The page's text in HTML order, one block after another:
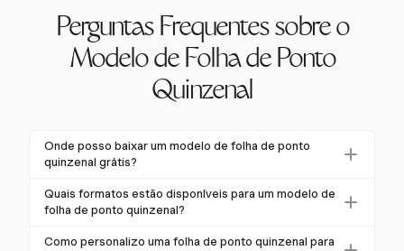
Perguntas Frequentes sobre o
Modelo de Folha de Ponto
Quinzenal
Onde posso baixar um modelo de folha de ponto
quinzenal grátis?
Você pode baixar um modelo de folha de ponto
quinzenal grátis em vários recursos online que
ou Word. Esses modelos são projetados para ajudar
Quais formatos estão disponíveis para um modelo de
folha de ponto quinzenal?
Modelos de folha de ponto quinzenais estão
Como personalizo uma folha de ponto quinzenal para